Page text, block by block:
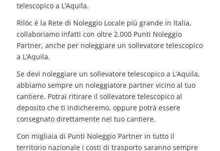
telescopico a L’Aquila.
Rilòc è la Rete di Noleggio Locale più grande in Italia,
collaboriamo infatti con oltre 2.000 Punti Noleggio
Partner, anche per noleggiare un sollevatore telescopico
a L’Aquila.
Se devi noleggiare un sollevatore telescopico a L’Aquila,
abbiamo sempre un noleggiatore partner vicino al tuo
cantiere. Potrai ritirare il sollevatore telescopico al
deposito che ti indicheremo, oppure potrà essere
consegnato direttamente nel tuo cantiere.
Con migliaia di Punti Noleggio Partner in tutto il
territorio nazionale i costi di trasporto saranno sempre